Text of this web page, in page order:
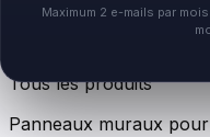
Maximum 2 e-mails par
Tous les produits
Panneaux muraux